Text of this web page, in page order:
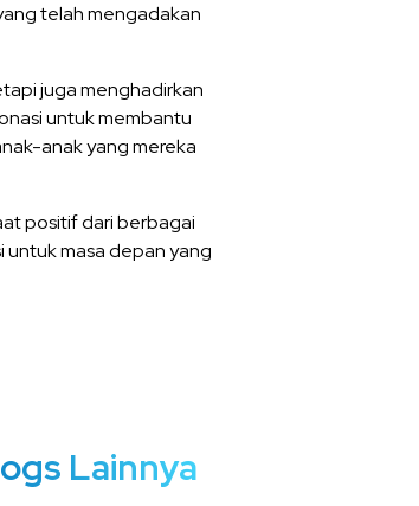
telah mengadakan
juga menghadirkan
untuk membantu
anak yang mereka
positif dari berbagai
untuk masa depan yang
Lainnya